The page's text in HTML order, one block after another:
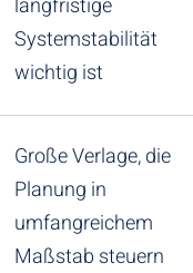
langfristige
Systemstabilität
wichtig ist
Große Verlage, die
Planung in
umfangreichem
Maßstab steuern